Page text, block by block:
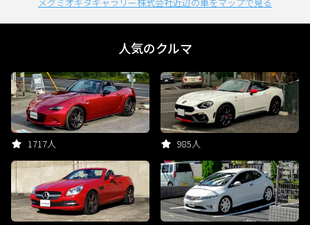
人気のクルマ
1717人 985人